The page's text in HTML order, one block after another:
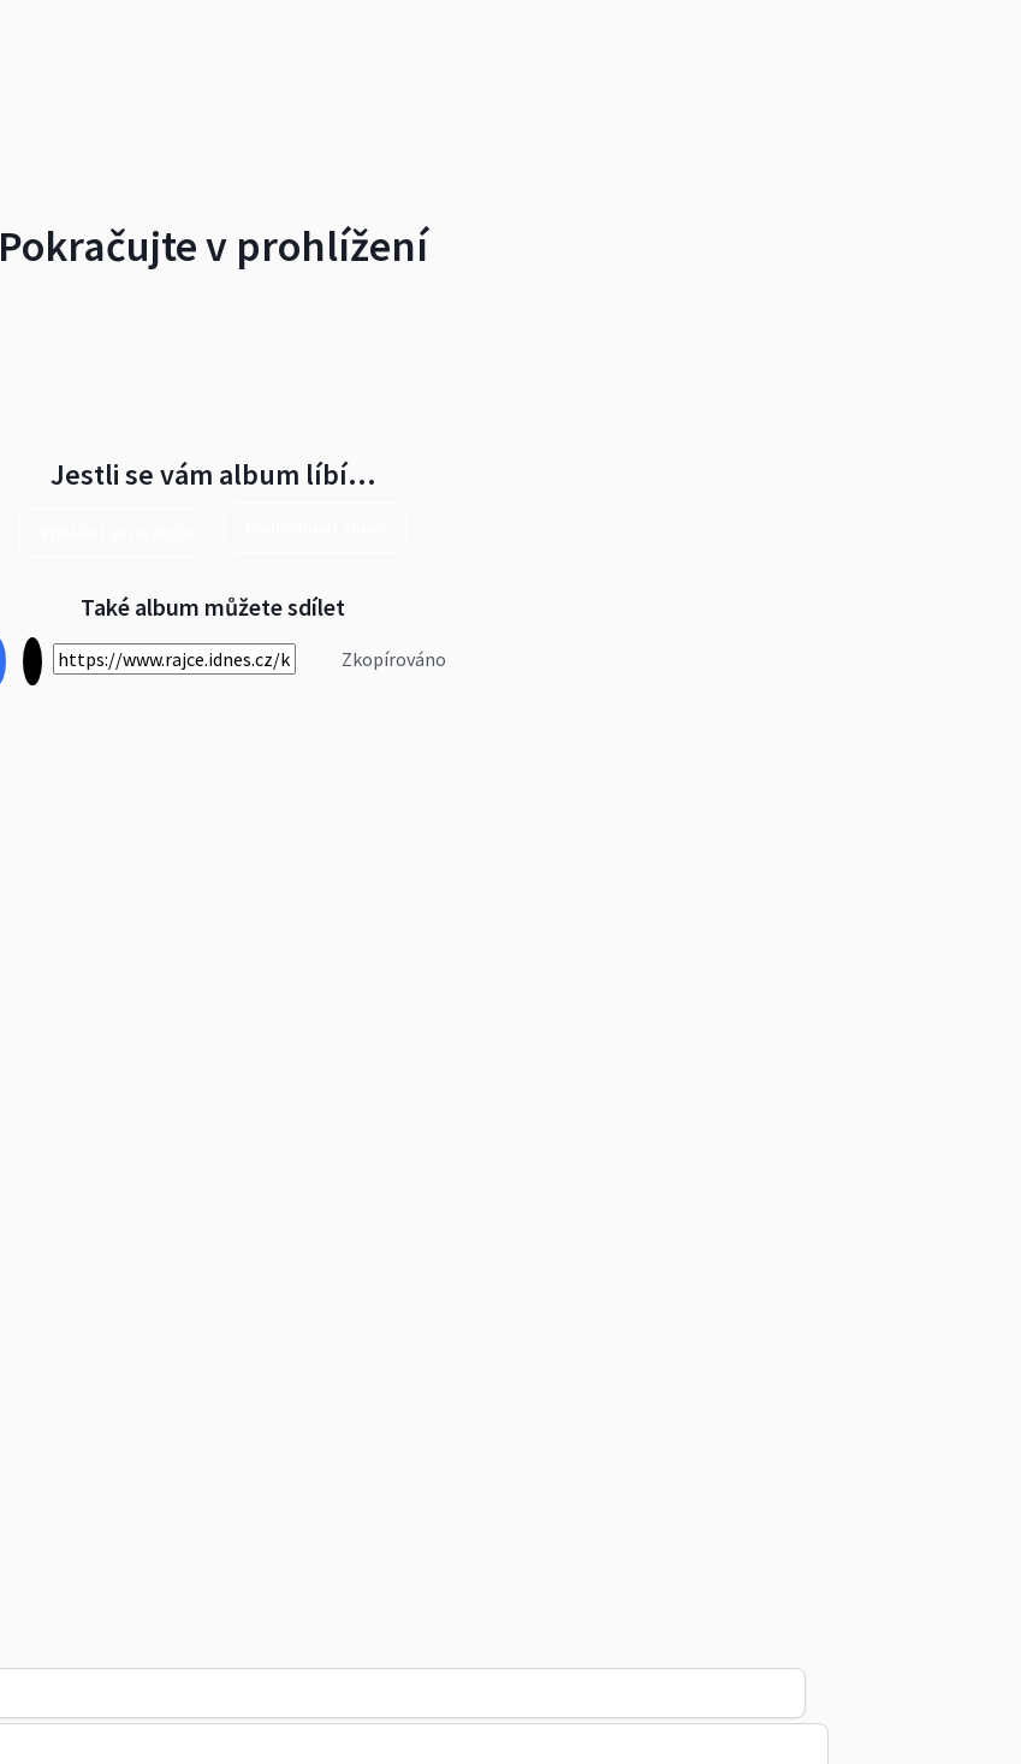
Pokračujte v prohlížení
Jestli se vám album líbí…
Také album můžete sdílet
Zkopírováno